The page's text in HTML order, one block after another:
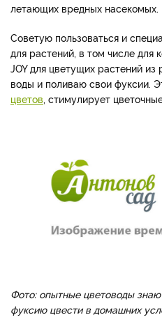
летающих вредных насекомых.
Советую пользоваться и
для растений, в том числе для
JOY для цветущих растений из
воды и поливаю свои фуксии.
цветов, стимулирует
Фото: опытные цветоводы
фуксию цвести в домашних